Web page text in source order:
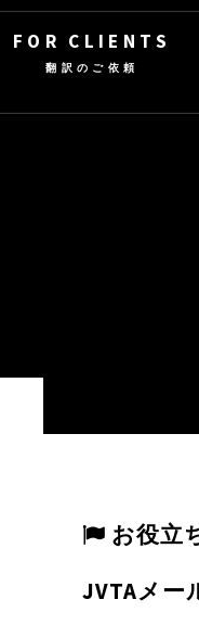
FOR CLIENTS
翻訳のご依頼
お役立
JVTAメー